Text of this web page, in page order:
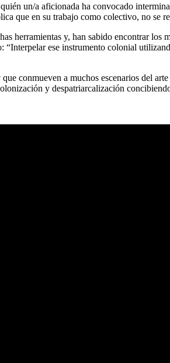
un/a aficionada ha convocado
que en su trabajo como colectivo, no se
herramientas y, han sabido encontrar
ese instrumento colonial
conmueven a muchos escenarios del
y despatriarcalización